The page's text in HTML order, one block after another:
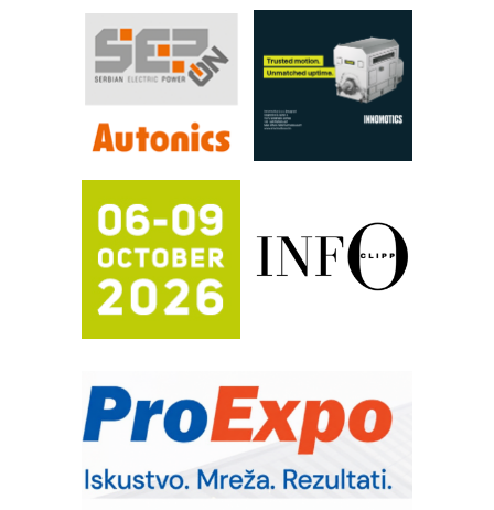
Filtration Group Industrial – Napredna
rešenja za filtraciju u hidrauličkim i
procesnim sistemima
RILINEX kompanije Rittal
FANUC: Najbolje za vašu pametnu
automatizaciju
Automatizacija pakovanja · Display
(Shelf-Ready) omotnice
Potpuna efikasnost bez složenih
sistema
Trajna oznaka kao dugoročna korist
Bezbednost na prvom mestu!
poverenja u industriji
RMQ-TITAN ADVANCED INDICATOR
– Pametna signalizacija za efikasnije
upravljanje mašinama
Mitutoyo Crysta-Apex V PLUS: Nova